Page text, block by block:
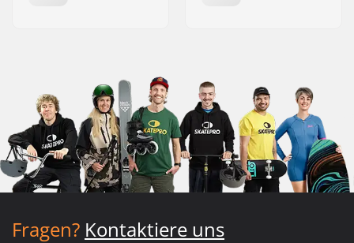
Fragen? Kontaktiere uns